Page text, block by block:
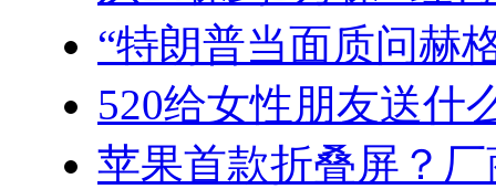
“特朗普当面质问赫
520给女性朋友送什
苹果首款折叠屏？